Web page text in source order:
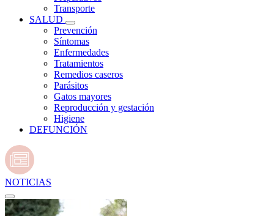
Transporte
SALUD
Prevención
Síntomas
Enfermedades
Tratamientos
Remedios caseros
Parásitos
Gatos mayores
Reproducción y gestación
Higiene
DEFUNCIÓN
NOTICIAS